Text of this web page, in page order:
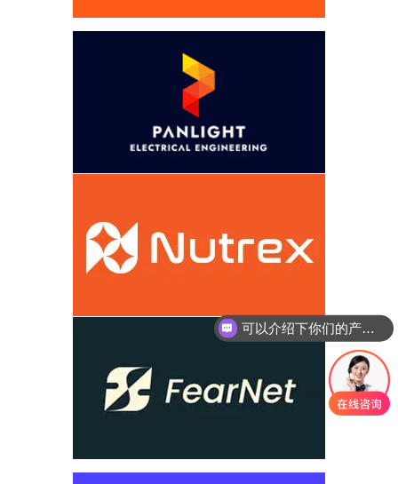
可以介绍下你们的产品么
你们是怎么收费的呢